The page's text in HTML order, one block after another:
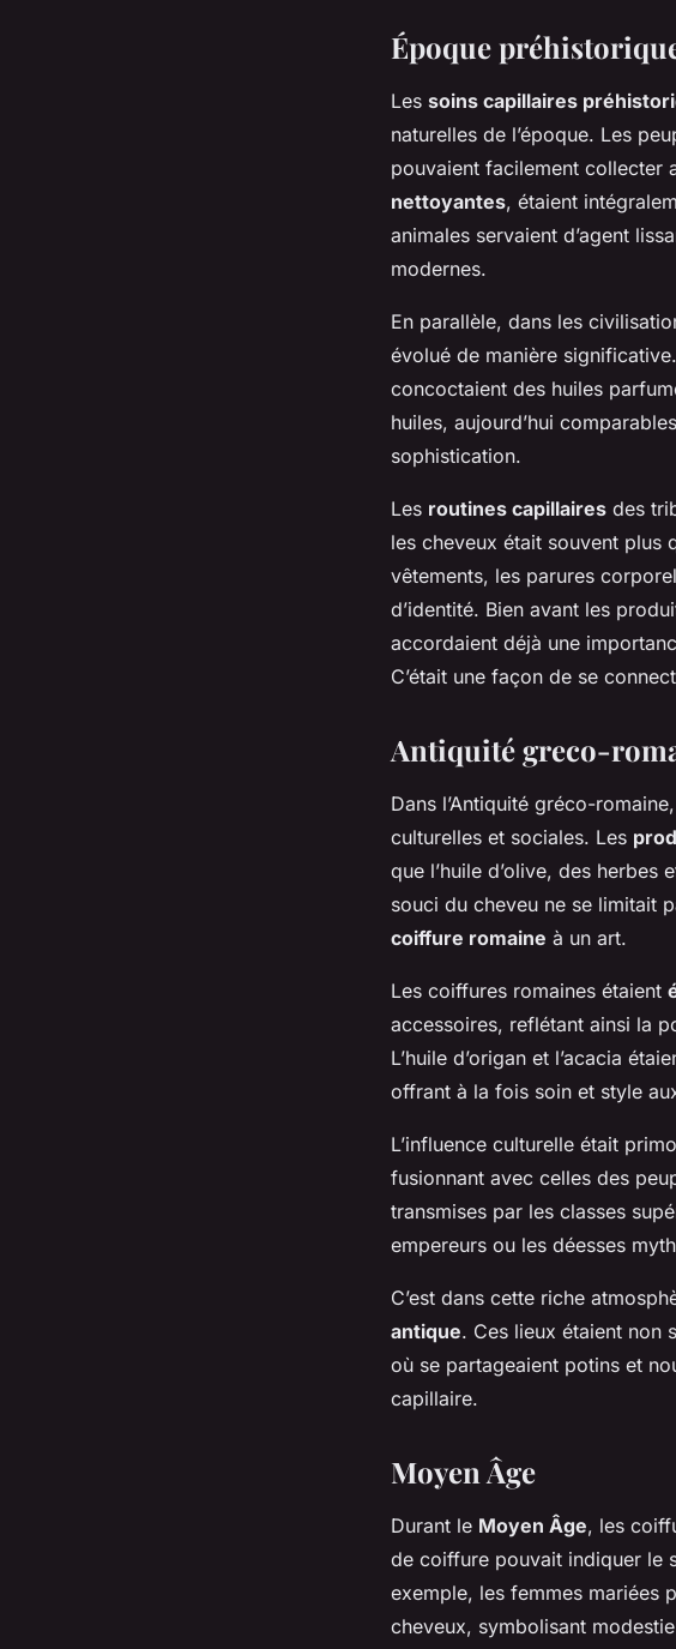
Époque
Les soins capillaires
naturelles de l’époque. Les
pouvaient facilement collecter
nettoyantes, étaient
animales servaient d’agent
modernes.
En parallèle, dans les
évolué de manière
concoctaient des huiles
huiles, aujourd’hui
sophistication.
Les routines capillaires des
les cheveux était souvent plus
vêtements, les parures
d’identité. Bien avant les
accordaient déjà une
C’était une façon de se
Antiquité greco-
Dans l’Antiquité gréco-
culturelles et sociales. Les
que l’huile d’olive, des
souci du cheveu ne se limitait
coiffure romaine à un art.
Les coiffures romaines étaient
accessoires, reflétant ainsi la
L’huile d’origan et l’acacia
offrant à la fois soin et style
L’influence culturelle était
fusionnant avec celles des
transmises par les classes
empereurs ou les déesses
C’est dans cette riche
antique. Ces lieux étaient non
où se partageaient potins et
capillaire.
Moyen Âge
Durant le Moyen Âge, les
de coiffure pouvait indiquer le
exemple, les femmes mariées
cheveux, symbolisant